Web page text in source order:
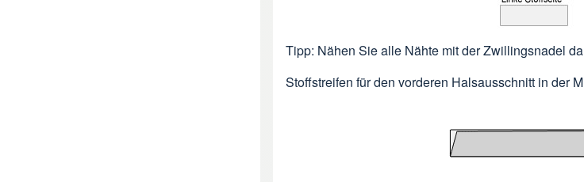
Tipp: Nähen Sie alle Nähte mit der Zwillingsnadel
Stoffstreifen für den vorderen Halsausschnitt in der